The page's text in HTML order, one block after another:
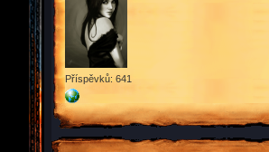
Příspěvků: 641